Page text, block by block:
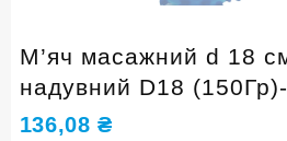
М’яч масажний d 18
надувний D18
136,08₴